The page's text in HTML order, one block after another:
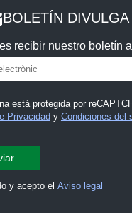
BOLETÍN
recibir nuestro boletín
está protegida por
Privacidady Condiciones del
y acepto el Aviso legal